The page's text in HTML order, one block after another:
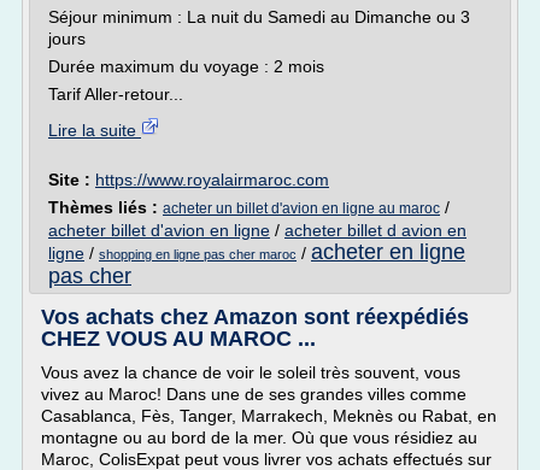
Séjour minimum : La nuit du Samedi au Dimanche ou 3
jours
Durée maximum du voyage : 2 mois
Tarif Aller-retour...
Lire la suite
Site : https://www.royalairmaroc.com
Thèmes liés : acheter un billet d'avion en ligne au maroc /
acheter billet d'avion en ligne / acheter billet d avion en
ligne / shopping en ligne pas cher maroc / acheter en ligne
pas cher
Vos achats chez Amazon sont réexpédiés
CHEZ VOUS AU MAROC ...
Vous avez la chance de voir le soleil très souvent, vous
vivez au Maroc! Dans une de ses grandes villes comme
Casablanca, Fès, Tanger, Marrakech, Meknès ou Rabat, en
montagne ou au bord de la mer. Où que vous résidiez au
Maroc, ColisExpat peut vous livrer vos achats effectués sur